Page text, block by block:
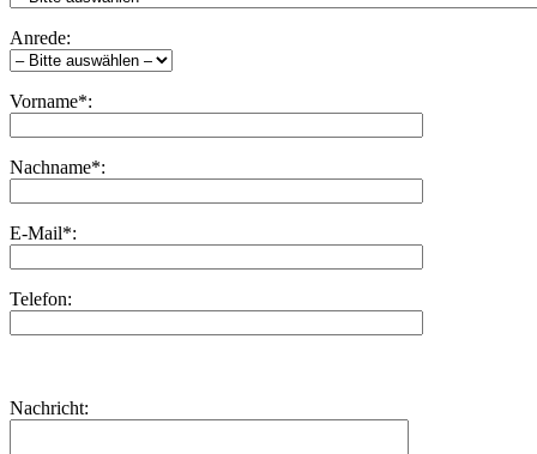
Anrede:
Vorname*:
Nachname*:
E-Mail*:
Telefon:
dieses
lasse
Nachricht: